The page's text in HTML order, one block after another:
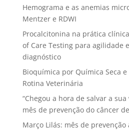
Hemograma e as anemias
Mentzer e RDWI
Procalcitonina na prática
of Care Testing para agilidade
diagnóstico
Bioquímica por Química Seca
Rotina Veterinária
“Chegou a hora de salvar a
mês de prevenção do câncer
Março Lilás: mês de prevenção